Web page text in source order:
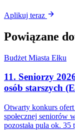
Aplikuj teraz
Powiązane
Budżet Miasta Ełku
11. Seniorzy
osób starszych
Otwarty konkurs
społecznej seniorów
pozostała pula ok. 35